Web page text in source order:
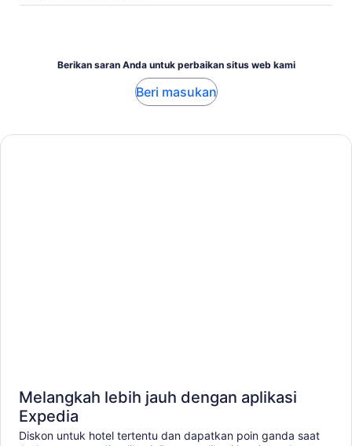
Berikan saran Anda untuk perbaikan situs web kami
Beri masukan
Melangkah lebih jauh dengan aplikasi
Expedia
Diskon untuk hotel tertentu dan dapatkan poin ganda saat